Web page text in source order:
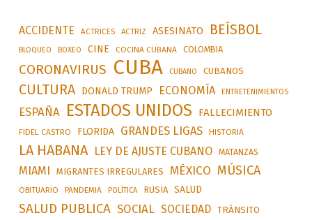
ACCIDENTE ACTRICES ACTRIZ ASESINATO BEÍSBOL
BLOQUEO BOXEO CINE COCINA CUBANA COLOMBIA
CORONAVIRUS CUBA CUBANO CUBANOS
CULTURA DONALD TRUMP ECONOMÍA ENTRETENIMIENTOS
ESPAÑA ESTADOS UNIDOS FALLECIMIENTO
FIDEL CASTRO FLORIDA GRANDES LIGAS HISTORIA
LA HABANA LEY DE AJUSTE CUBANO MATANZAS
MIAMI MIGRANTES IRREGULARES MÉXICO MÚSICA
OBITUARIO PANDEMIA POLÍTICA RUSIA SALUD
SALUD PUBLICA SOCIAL SOCIEDAD TRÁNSITO